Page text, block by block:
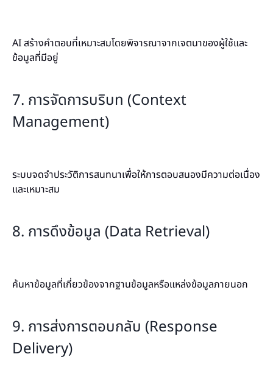
AI สร้างคำตอบที่เหมาะสมโดยพิจารณาจากเจตนาของผู้ใช้และ
ข้อมูลที่มีอยู่
7. การจัดการบริบท (Context
Management)
ระบบจดจำประวัติการสนทนาเพื่อให้การตอบสนองมีความต่อเนื่อง
และเหมาะสม
8. การดึงข้อมูล (Data Retrieval)
ค้นหาข้อมูลที่เกี่ยวข้องจากฐานข้อมูลหรือแหล่งข้อมูลภายนอก
9. การส่งการตอบกลับ (Response
Delivery)